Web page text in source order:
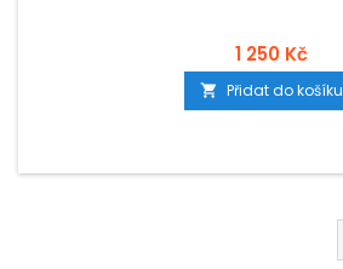
1 250 Kč
 Přidat do košíku